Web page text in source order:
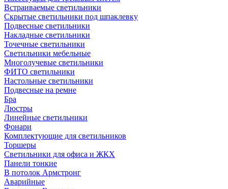
Встраиваемые светильники
Скрытые светильники под шпаклевку
Подвесные светильники
Накладные светильники
Точечные светильники
Светильники мебельные
Многолучевые светильники
ФИТО светильники
Настольные светильники
Подвесные на ремне
Бра
Люстры
Линейные светильники
Фонари
Комплектующие для светильников
Торшеры
Светильники для офиса и ЖКХ
Панели тонкие
В потолок Армстронг
Аварийные